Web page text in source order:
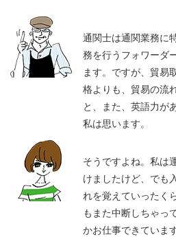
通関士は通関業務に
務を行うフォワーダ
ます。ですが、貿易
格よりも、貿易の流
と、また、英語力が
私は思います。
そうですよね。私は
けましたけど、でも
れを覚えていったく
もまた中断しちゃっ
かお仕事できていま